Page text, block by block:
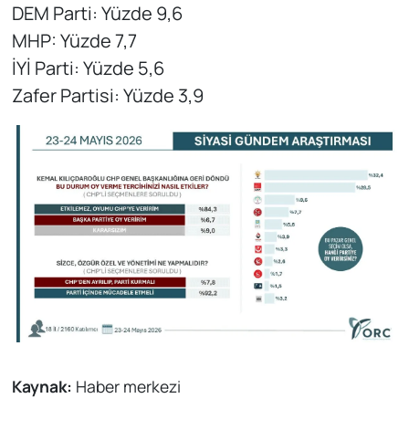
DEM Parti: Yüzde 9,6
MHP: Yüzde 7,7
İYİ Parti: Yüzde 5,6
Zafer Partisi: Yüzde 3,9
Kaynak: Haber merkezi